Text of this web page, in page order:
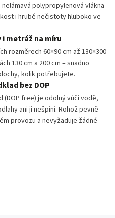
polypropylenová vlákna
i hrubé nečistoty hluboko ve
metráž na míru
rozměrech 60×90 cm až 130×300
130 cm a 200 cm – snadno
kolik potřebujete.
bez DOP
(DOP free) je odolný vůči vodě,
ani ji nešpiní. Rohož pevně
provozu a nevyžaduje žádné